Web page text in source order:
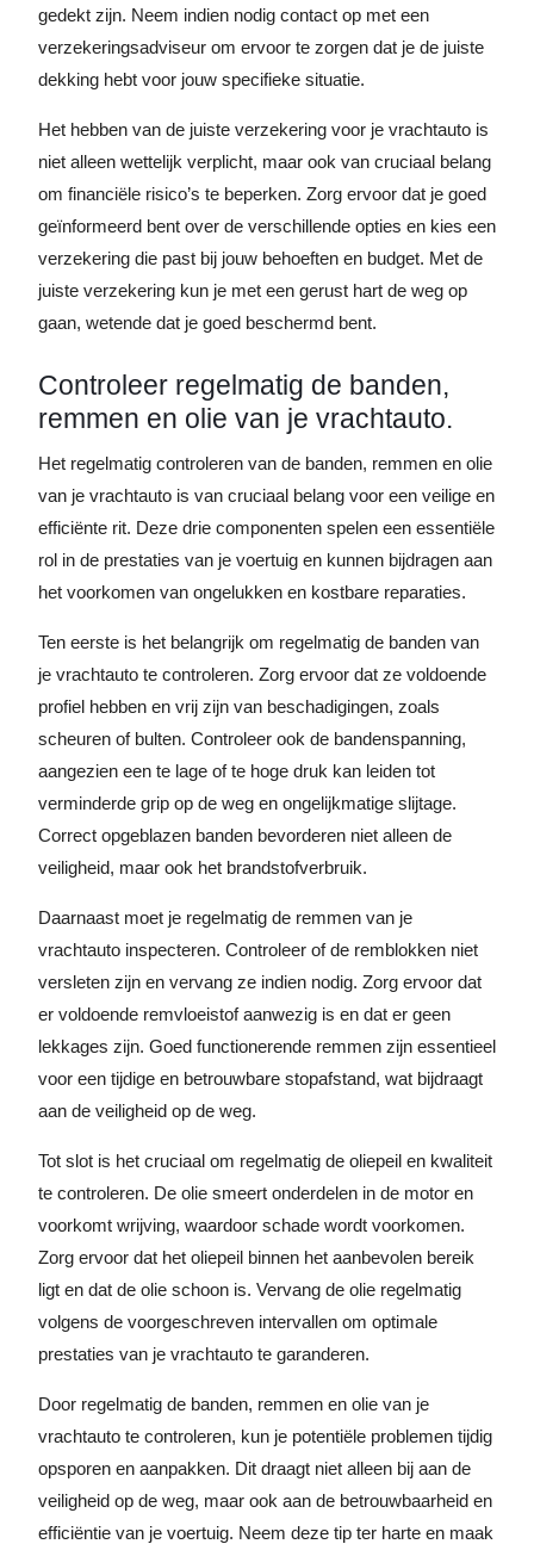
gedekt zijn. Neem indien nodig contact op met een
verzekeringsadviseur om ervoor te zorgen dat je de juiste
dekking hebt voor jouw specifieke situatie.
Het hebben van de juiste verzekering voor je vrachtauto is
niet alleen wettelijk verplicht, maar ook van cruciaal belang
om financiële risico’s te beperken. Zorg ervoor dat je goed
geïnformeerd bent over de verschillende opties en kies een
verzekering die past bij jouw behoeften en budget. Met de
juiste verzekering kun je met een gerust hart de weg op
gaan, wetende dat je goed beschermd bent.
Controleer regelmatig de banden,
remmen en olie van je vrachtauto.
Het regelmatig controleren van de banden, remmen en olie
van je vrachtauto is van cruciaal belang voor een veilige en
efficiënte rit. Deze drie componenten spelen een essentiële
rol in de prestaties van je voertuig en kunnen bijdragen aan
het voorkomen van ongelukken en kostbare reparaties.
Ten eerste is het belangrijk om regelmatig de banden van
je vrachtauto te controleren. Zorg ervoor dat ze voldoende
profiel hebben en vrij zijn van beschadigingen, zoals
scheuren of bulten. Controleer ook de bandenspanning,
aangezien een te lage of te hoge druk kan leiden tot
verminderde grip op de weg en ongelijkmatige slijtage.
Correct opgeblazen banden bevorderen niet alleen de
veiligheid, maar ook het brandstofverbruik.
Daarnaast moet je regelmatig de remmen van je
vrachtauto inspecteren. Controleer of de remblokken niet
versleten zijn en vervang ze indien nodig. Zorg ervoor dat
er voldoende remvloeistof aanwezig is en dat er geen
lekkages zijn. Goed functionerende remmen zijn essentieel
voor een tijdige en betrouwbare stopafstand, wat bijdraagt
aan de veiligheid op de weg.
Tot slot is het cruciaal om regelmatig de oliepeil en kwaliteit
te controleren. De olie smeert onderdelen in de motor en
voorkomt wrijving, waardoor schade wordt voorkomen.
Zorg ervoor dat het oliepeil binnen het aanbevolen bereik
ligt en dat de olie schoon is. Vervang de olie regelmatig
volgens de voorgeschreven intervallen om optimale
prestaties van je vrachtauto te garanderen.
Door regelmatig de banden, remmen en olie van je
vrachtauto te controleren, kun je potentiële problemen tijdig
opsporen en aanpakken. Dit draagt niet alleen bij aan de
veiligheid op de weg, maar ook aan de betrouwbaarheid en
efficiëntie van je voertuig. Neem deze tip ter harte en maak